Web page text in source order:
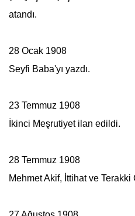
atandı.
28 Ocak 1908
Seyfi Baba'yı yazdı.
23 Temmuz 1908
İkinci Meşrutiyet ilan edildi.
28 Temmuz 1908
Mehmet Akif, İttihat ve